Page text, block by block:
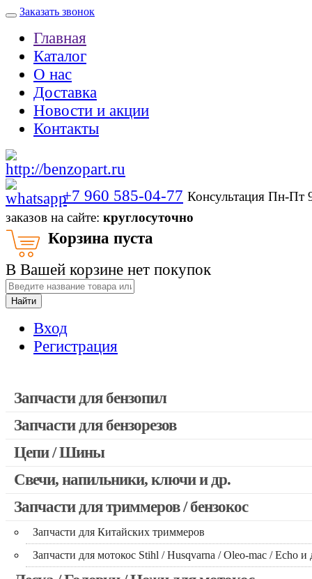
Заказать звонок
Главная
Каталог
О нас
Доставка
Новости и акции
Контакты
+7 960 585-04-77 Консультация Пн-
заказов на сайте: круглосуточно
Корзина пуста
В Вашей корзине нет покупок
Найти
Вход
Регистрация
Запчасти для бензопил
Запчасти для бензопил Stihl
Запчасти для бензопил Husqvarna, Partner
Запчасти для бензопил Oleo-mac, Echo и др.
Запчасти для бензорезов
Цепи / Шины
Свечи, напильники, ключи и др.
Запчасти для триммеров / бензокос
Запчасти для Китайских триммеров
Запчасти для мотокос Stihl / Husqvarna / Oleo-mac / Echo и